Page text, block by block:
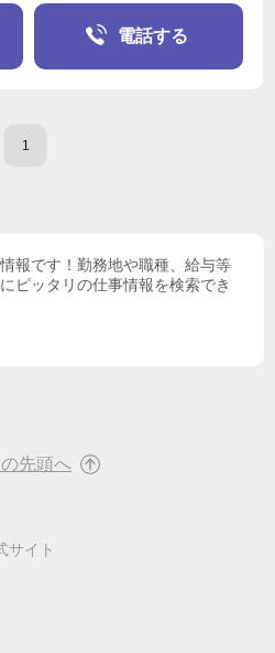
電話する
1
報です！勤務地や職種、給与等
ピッタリの仕事情報を検索でき
先頭へ
サイト